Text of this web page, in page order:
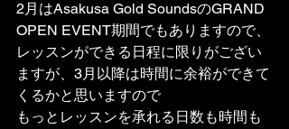
2月はAsakusa Gold SoundsのGRAND
OPEN EVENT期間でもありますので、
レッスンができる日程に限りがござい
ますが、3月以降は時間に余裕ができて
くるかと思いますので
もっとレッスンを承れる日数も時間も